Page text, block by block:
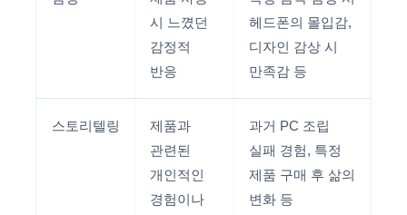
시 느꼈던
감정적
반응
헤드폰의 몰입감,
디자인 감상 시
만족감 등
스토리텔링
제품과
관련된
개인적인
경험이나
과거 PC 조립
실패 경험, 특정
제품 구매 후 삶의
변화 등